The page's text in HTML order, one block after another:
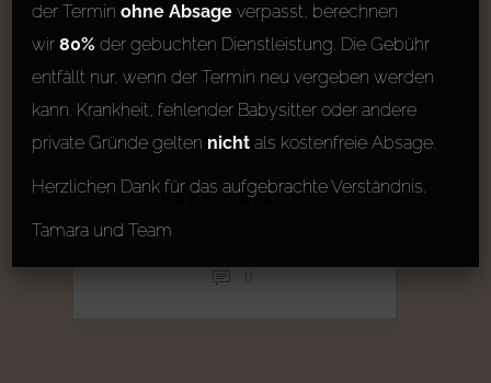
To find someone who
will love you for no
reason, and to shower
that person with
reasons, that is the
ultimate happiness.
Robert Brault
0
der Terminohne Absage verpasst, berechnen
wir80% der gebuchten Dienstleistung. Die Gebühr
entfällt nur, wenn der Termin neu vergeben werden
kann. Krankheit, fehlender Babysitter oder andere
private Gründe gelten nicht als kostenfreie Absage.
Herzlichen Dank für das aufgebrachte Verständnis.
Tamara und Team